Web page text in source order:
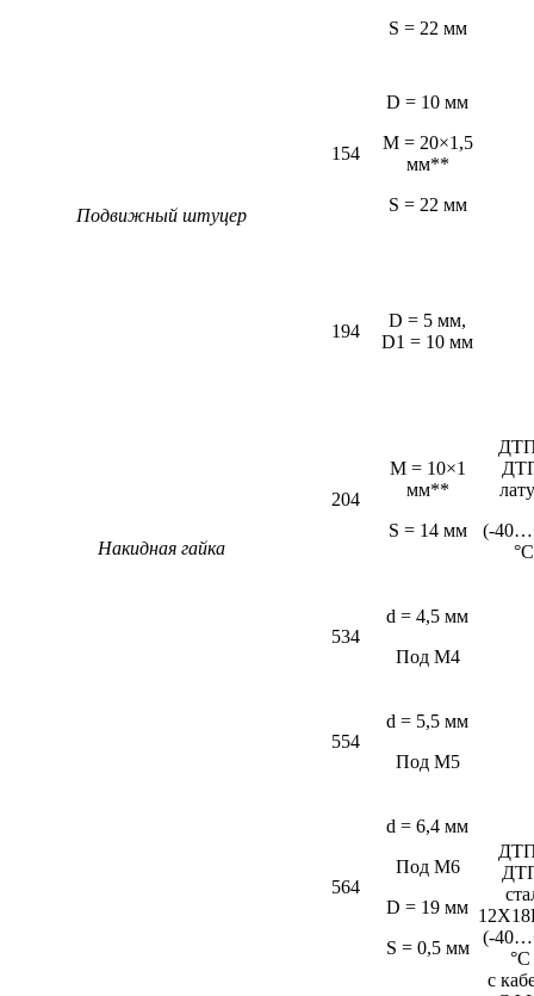
S = 22 мм
Подвижный штуцер
154
D = 10 мм
M = 20×1,5
мм**
S = 22 мм
194
D = 5 мм,
D1 = 10 мм
Накидная гайка
204
M = 10×1
мм**
S = 14 мм
(-
534
d = 4,5 мм
Под М4
(-
°C
c
554
d = 5,5 мм
Под М5
564
d = 6,4 мм
Под М6
D = 19 мм
S = 0,5 мм